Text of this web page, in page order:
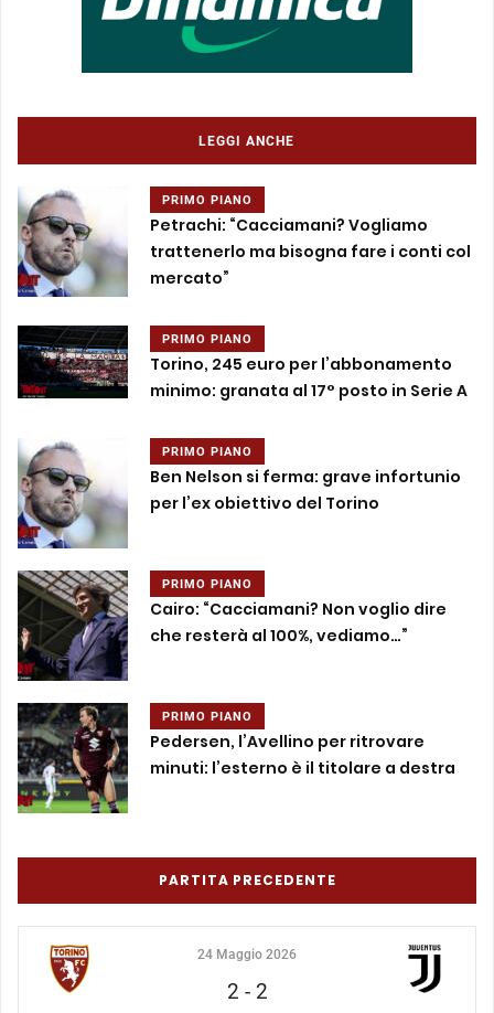
LEGGI ANCHE
PRIMO PIANO
Petrachi: “Cacciamani? Vogliamo
trattenerlo ma bisogna fare i conti col
mercato”
PRIMO PIANO
Torino, 245 euro per l’abbonamento
minimo: granata al 17° posto in Serie A
PRIMO PIANO
Ben Nelson si ferma: grave infortunio
per l’ex obiettivo del Torino
PRIMO PIANO
Cairo: “Cacciamani? Non voglio dire
che resterà al 100%, vediamo…”
PRIMO PIANO
Pedersen, l’Avellino per ritrovare
minuti: l’esterno è il titolare a destra
PARTITA PRECEDENTE
24 Maggio 2026
2 - 2